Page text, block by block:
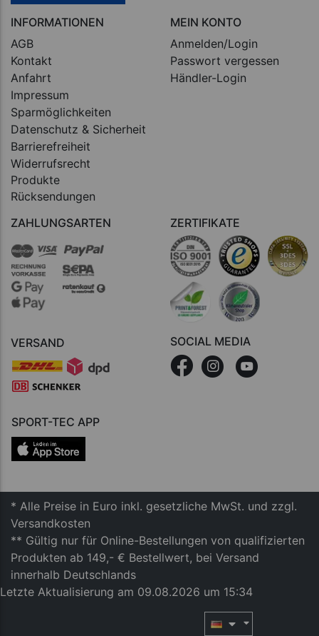
INFORMATIONEN
AGB
Kontakt
Anfahrt
Impressum
Sparmöglichkeiten
Datenschutz & Sicherheit
Barrierefreiheit
Widerrufsrecht
Produkte
Rücksendungen
MEIN KONTO
Anmelden/Login
Passwort vergessen
Händler-Login
ZAHLUNGSARTEN
VERSAND
ZERTIFIKATE
SOCIAL MEDIA
SPORT-TEC APP
* Alle Preise in Euro inkl. gesetzliche MwSt. und zzgl.
Versandkosten
** Gültig nur für Online-Bestellungen von qualifizierten
Produkten ab 149,- € Bestellwert, bei Versand
innerhalb Deutschlands
Letzte Aktualisierung am 09.08.2026 um 15:34